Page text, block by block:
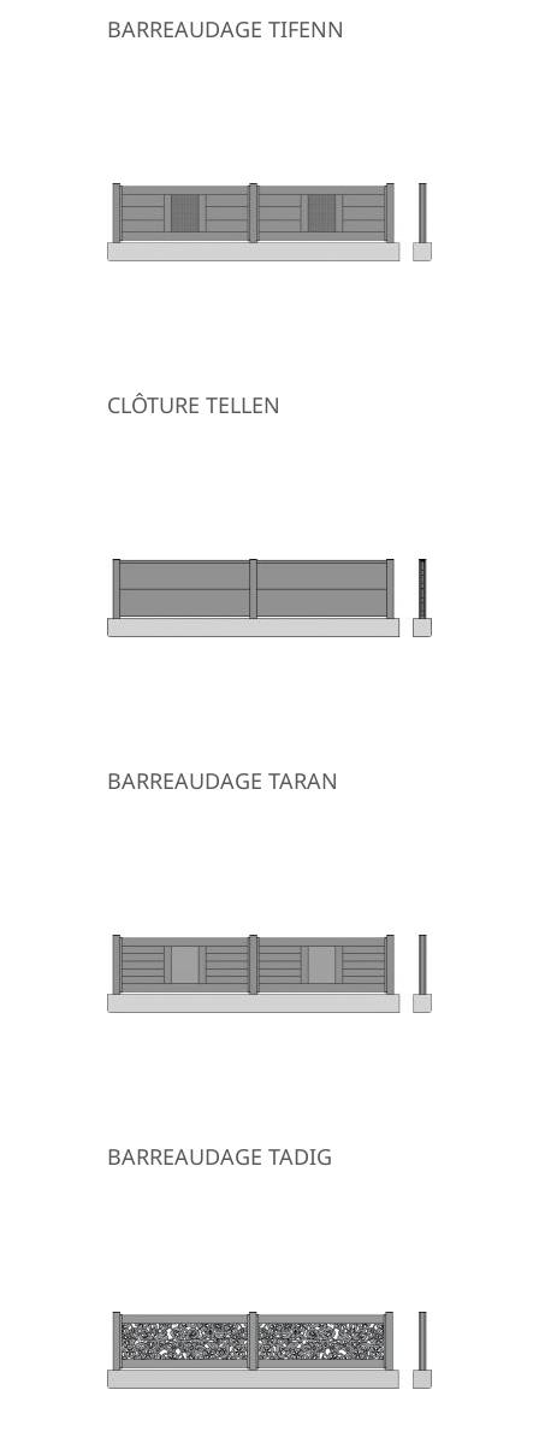
BARREAUDAGE TIFENN
CLÔTURE TELLEN
BARREAUDAGE TARAN
BARREAUDAGE TADIG